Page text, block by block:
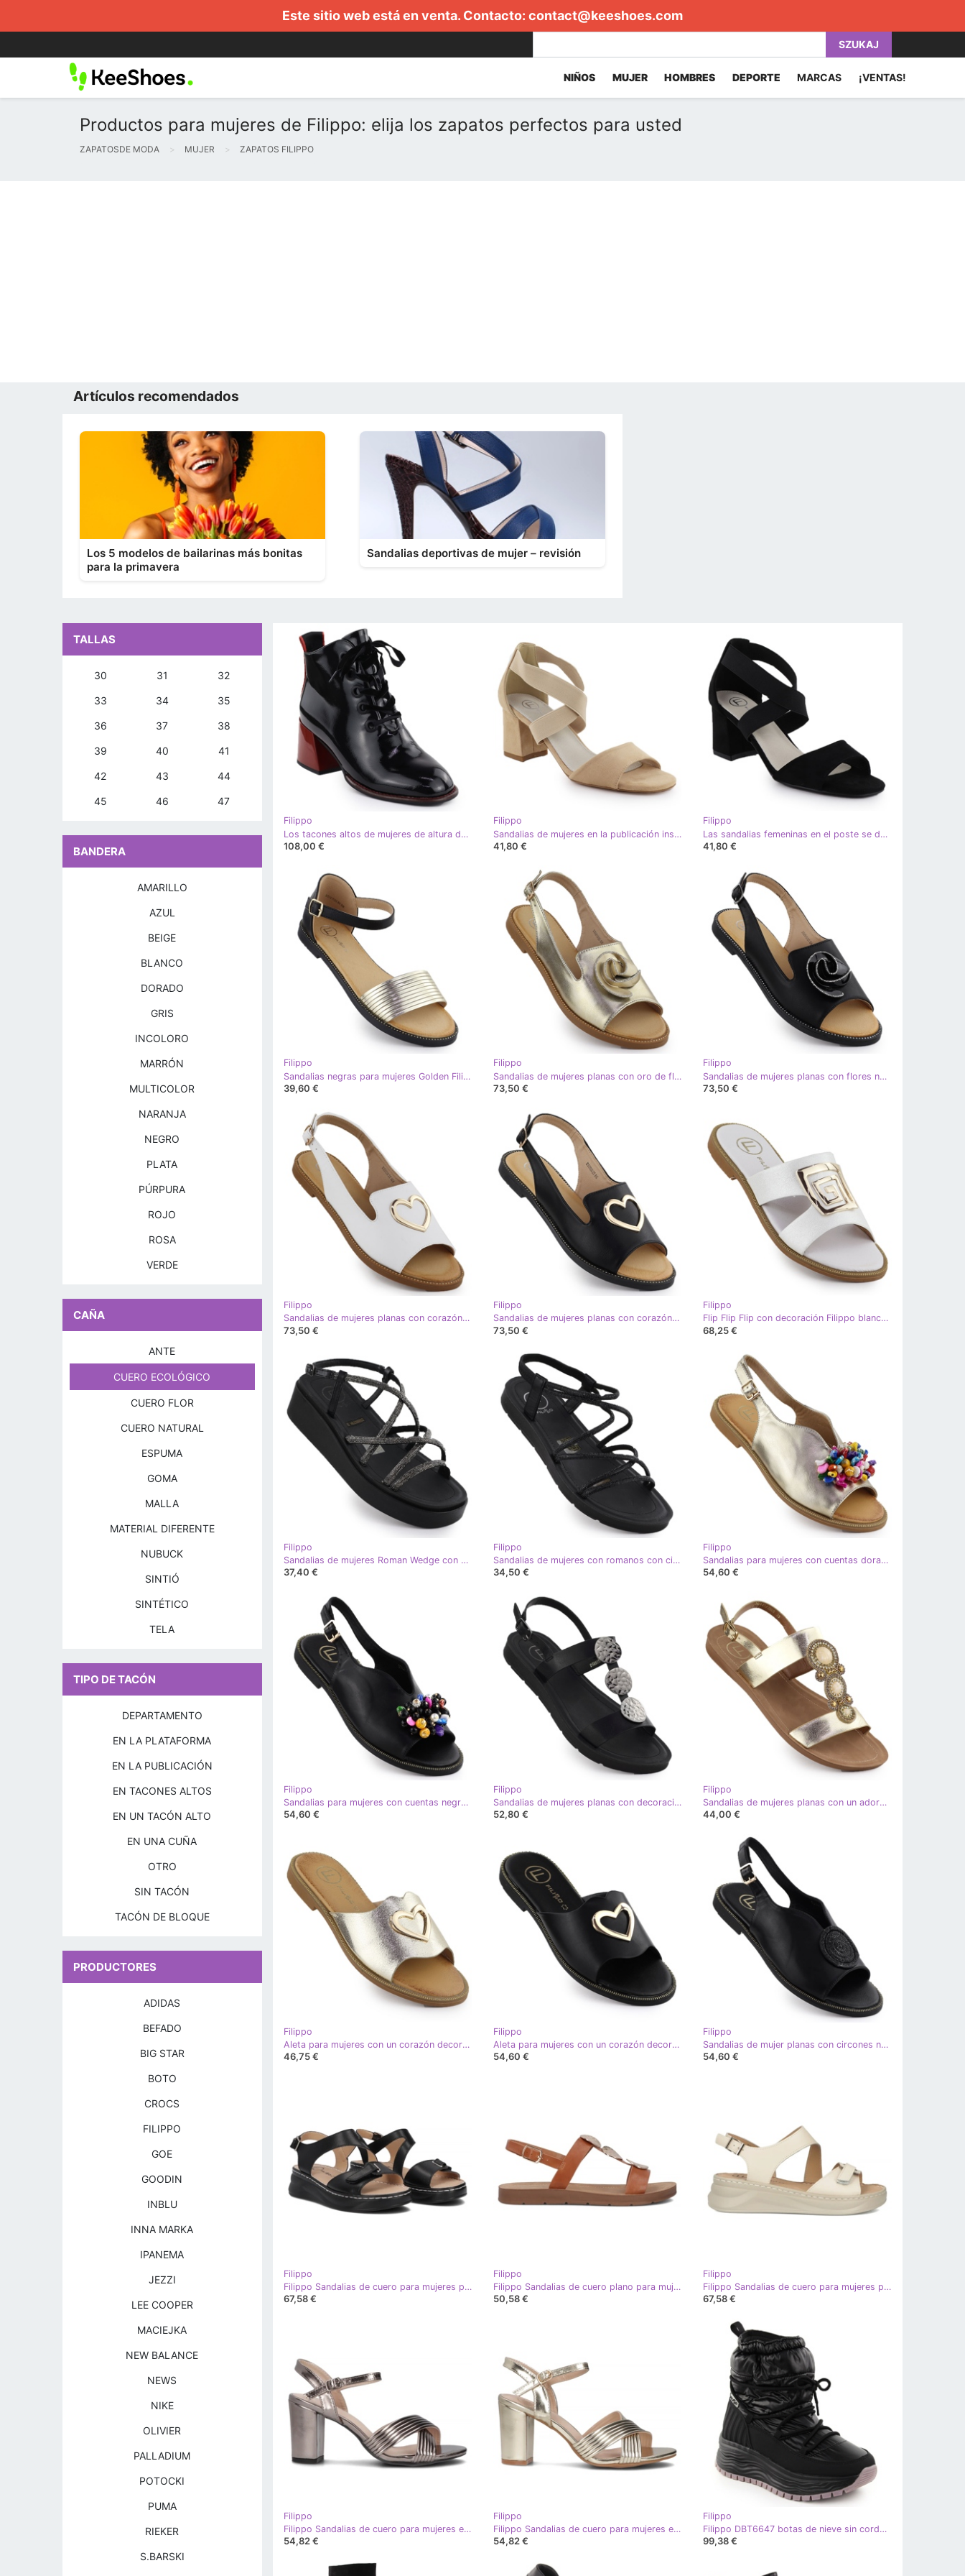
Este sitio web está en venta. Contacto: contact@keeshoes.com
SZUKAJ
NIÑOS MUJER HOMBRES DEPORTE MARCAS ¡VENTAS!
Productos para mujeres de Filippo: elija los zapatos perfectos para usted
ZAPATOSDE MODA MUJER ZAPATOS FILIPPO
Artículos recomendados
Los 5 modelos de bailarinas más bonitas
para la primavera
Sandalias deportivas de mujer – revisión
Filippo
Los tacones altos de mujeres de altura de las mujeres Filippo DBT3110
108,00 €
Filippo
Sandalias de mujeres en la publicación insertada en el Beige Elastics Filippo DS6920
41,80 €
Filippo
Las sandalias femeninas en el poste se deslizaron en el Black Elastics Filippo DS6920 negro
41,80 €
Filippo
Sandalias negras para mujeres Golden Filippo DS6917 negro
39,60 €
Filippo
Sandalias de mujeres planas con oro de flores Filippo DS6915 dorado
73,50 €
Filippo
Sandalias de mujeres planas con flores negros Filippo DS6915
73,50 €
Filippo
Sandalias de mujeres planas con corazón Filippo blanco DS6926
73,50 €
Filippo
Sandalias de mujeres planas con corazón Black Filippo DS6926 negro
73,50 €
Filippo
Flip Flip Flip con decoración Filippo blanco DS3703
68,25 €
Filippo
Sandalias de mujeres Roman Wedge con circonitos negros Filippo DS6898
37,40 €
Filippo
Sandalias de mujeres con romanos con circones cúbicos Filippo negro DS6884
34,50 €
Filippo
Sandalias para mujeres con cuentas doradas Filippo DS6230 dorado
54,60 €
Filippo
Sandalias para mujeres con cuentas negras Filippo DS6230 negro
54,60 €
Filippo
Sandalias de mujeres planas con decoración Black Filippo DS6885 negro
52,80 €
Filippo
Sandalias de mujeres planas con un adorno metálico dorado Filippo DS6882
44,00 €
Filippo
Aleta para mujeres con un corazón decorativo Golden Filippo DK6909 dorado
46,75 €
Filippo
Aleta para mujeres con un corazón decorativo Filippo DK6909 negro
54,60 €
Filippo
Sandalias de mujer planas con circones negros de filippo DS6229
54,60 €
Filippo
Filippo Sandalias de cuero para mujeres para cuñas negras DS7043/25 BK negro
67,58 €
Filippo
Filippo Sandalias de cuero plano para mujeres Obacs DS6885/25 Brown marrón
50,58 €
Filippo
Filippo Sandalias de cuero para mujeres para beige ds7043/25 ser cuñas
67,58 €
Filippo
Filippo Sandalias de cuero para mujeres en la publicación de acero de grafito DS6901/25 GN GN negro
54,82 €
Filippo
Filippo Sandalias de cuero para mujeres en el Post de Oro DS6901/25 dorado
54,82 €
Filippo
Filippo DBT6647 botas de nieve sin cordones para mujer, negro
99,38 €
TALLAS
30 31 32
33 34 35
36 37 38
39 40 41
42 43 44
45 46 47
BANDERA
AMARILLO
AZUL
BEIGE
BLANCO
DORADO
GRIS
INCOLORO
MARRÓN
MULTICOLOR
NARANJA
NEGRO
PLATA
PÚRPURA
ROJO
ROSA
VERDE
CAÑA
ANTE
CUERO ECOLÓGICO
CUERO FLOR
CUERO NATURAL
ESPUMA
GOMA
MALLA
MATERIAL DIFERENTE
NUBUCK
SINTIÓ
SINTÉTICO
TELA
TIPO DE TACÓN
DEPARTAMENTO
EN LA PLATAFORMA
EN LA PUBLICACIÓN
EN TACONES ALTOS
EN UN TACÓN ALTO
EN UNA CUÑA
OTRO
SIN TACÓN
TACÓN DE BLOQUE
PRODUCTORES
ADIDAS
BEFADO
BIG STAR
BOTO
CROCS
FILIPPO
GOE
GOODIN
INBLU
INNA MARKA
IPANEMA
JEZZI
LEE COOPER
MACIEJKA
NEW BALANCE
NEWS
NIKE
OLIVIER
PALLADIUM
POTOCKI
PUMA
RIEKER
S.BARSKI